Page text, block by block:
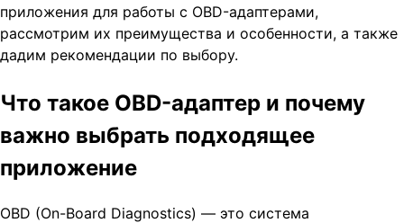
приложения для работы с OBD-адаптерами,
рассмотрим их преимущества и особенности, а также
дадим рекомендации по выбору.
Что такое OBD-адаптер и почему
важно выбрать подходящее
приложение
OBD (On-Board Diagnostics) — это система